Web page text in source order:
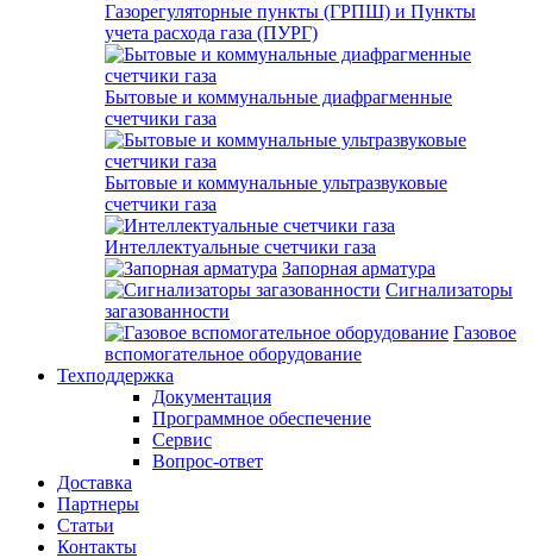
Газорегуляторные пункты (ГРПШ) и Пункты
учета расхода газа (ПУРГ)
Бытовые и коммунальные диафрагменные
счетчики газа
Бытовые и коммунальные ультразвуковые
счетчики газа
Интеллектуальные счетчики газа
Запорная арматура
Сигнализаторы
загазованности
Газовое
вспомогательное оборудование
Техподдержка
Документация
Программное обеспечение
Сервис
Вопрос-ответ
Доставка
Партнеры
Статьи
Контакты